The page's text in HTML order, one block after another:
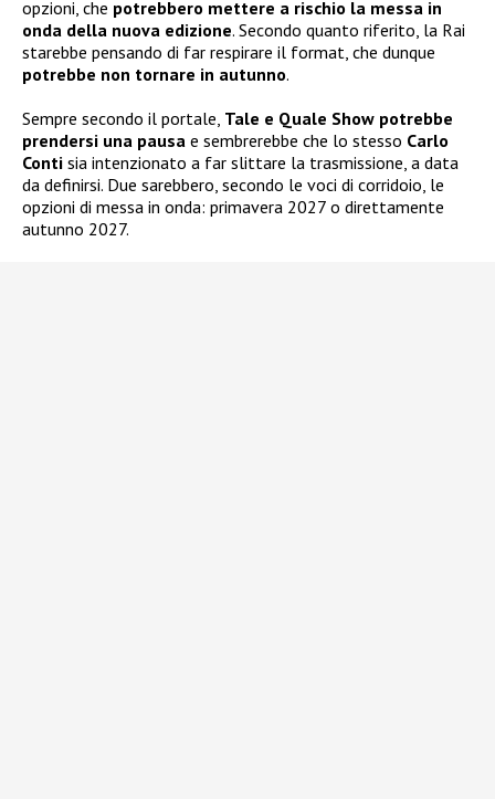
opzioni, che potrebbero mettere a rischio la messa in
onda della nuova edizione. Secondo quanto riferito, la Rai
starebbe pensando di far respirare il format, che dunque
potrebbe non tornare in autunno.
Sempre secondo il portale, Tale e Quale Show potrebbe
prendersi una pausa e sembrerebbe che lo stesso Carlo
Conti sia intenzionato a far slittare la trasmissione, a data
da definirsi. Due sarebbero, secondo le voci di corridoio, le
opzioni di messa in onda: primavera 2027 o direttamente
autunno 2027.